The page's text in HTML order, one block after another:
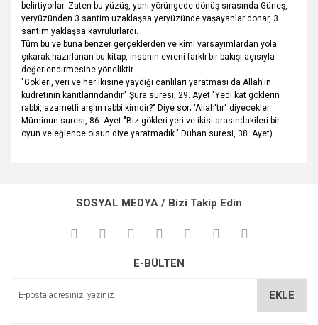
belirtiyorlar. Zaten bu yüzüş, yani yörüngede dönüş sırasında Güneş,
yeryüzünden 3 santim uzaklaşsa yeryüzünde yaşayanlar donar, 3
santim yaklaşsa kavrulurlardı.
Tüm bu ve buna benzer gerçeklerden ve kimi varsayımlardan yola
çıkarak hazırlanan bu kitap, insanın evreni farklı bir bakışı açısıyla
değerlendirmesine yöneliktir.
"Gökleri, yeri ve her ikisine yaydığı canlıları yaratması da Allah'ın
kudretinin kanıtlarındandır." Şura suresi, 29. Ayet "Yedi kat göklerin
rabbi, azametli arş'ın rabbi kimdir?" Diye sor; "Allah'tır" diyecekler.
Müminun suresi, 86. Ayet "Biz gökleri yeri ve ikisi arasındakileri bir
oyun ve eğlence olsun diye yaratmadık." Duhan suresi, 38. Ayet)
kullanarak tarafımıza iletebilirsiniz.
Görüş ve önerileriniz için teşekkür ederiz.
Ürün açıklamasında eksik bilgiler bulunuyor.
SOSYAL MEDYA / Bizi Takip Edin
E-BÜLTEN
EKLE